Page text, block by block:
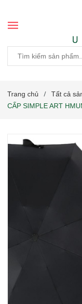
Trang chủ / Tất cả
CẤP SIMPLE ART